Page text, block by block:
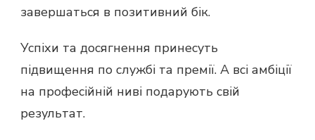
завершаться в позитивний бік.
Успіхи та досягнення принесуть
підвищення по службі та премії. А всі амбіції
на професійній ниві подарують свій
результат.